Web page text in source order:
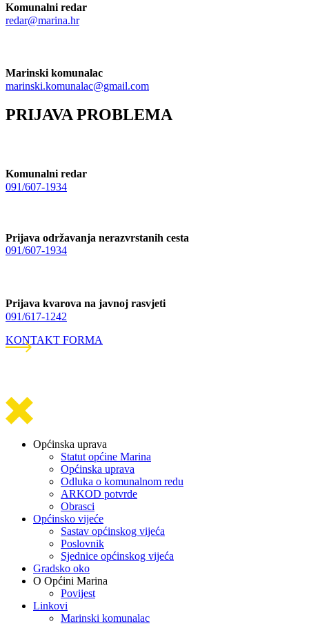
Komunalni redar
redar@marina.hr
Marinski komunalac
marinski.komunalac@gmail.com
PRIJAVA PROBLEMA
Komunalni redar
091/607-1934
Prijava održavanja nerazvrstanih cesta
091/607-1934
Prijava kvarova na javnoj rasvjeti
091/617-1242
KONTAKT FORMA
Općinska uprava
Statut općine Marina
Općinska uprava
Odluka o komunalnom redu
ARKOD potvrde
Obrasci
Općinsko vijeće
Sastav općinskog vijeća
Poslovnik
Sjednice općinskog vijeća
Gradsko oko
O Općini Marina
Povijest
Linkovi
Marinski komunalac